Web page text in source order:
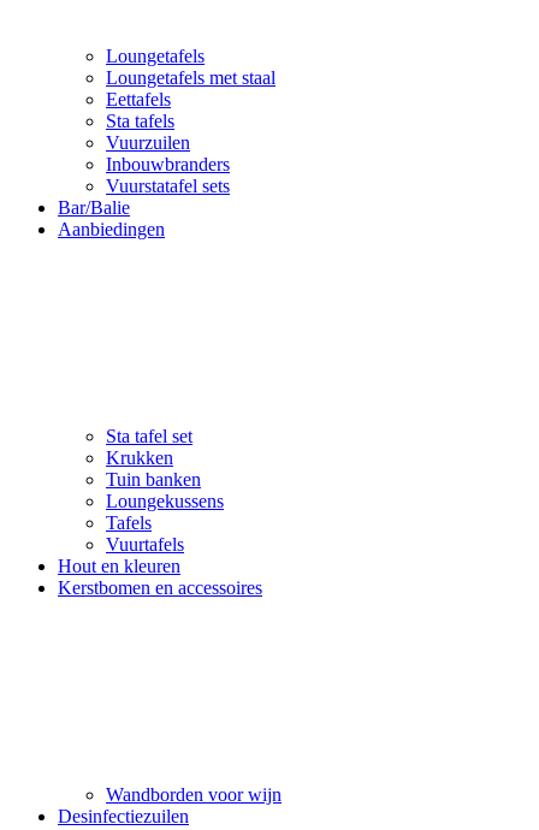
Loungetafels
Loungetafels met staal
Eettafels
Sta tafels
Vuurzuilen
Inbouwbranders
Vuurstatafel sets
Bar/Balie
Aanbiedingen
Sta tafel set
Krukken
Tuin banken
Loungekussens
Tafels
Vuurtafels
Hout en kleuren
Kerstbomen en accessoires
Wandborden voor wijn
Desinfectiezuilen